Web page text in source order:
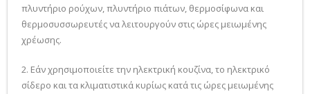
πλυντήριο ρούχων, πλυντήριο πιάτων, θερμοσίφωνα και
θερμοσυσσωρευτές να λειτουργούν στις ώρες μειωμένης
χρέωσης.
2. Εάν χρησιμοποιείτε την ηλεκτρική κουζίνα, το ηλεκτρικό
σίδερο και τα κλιματιστικά κυρίως κατά τις ώρες μειωμένης